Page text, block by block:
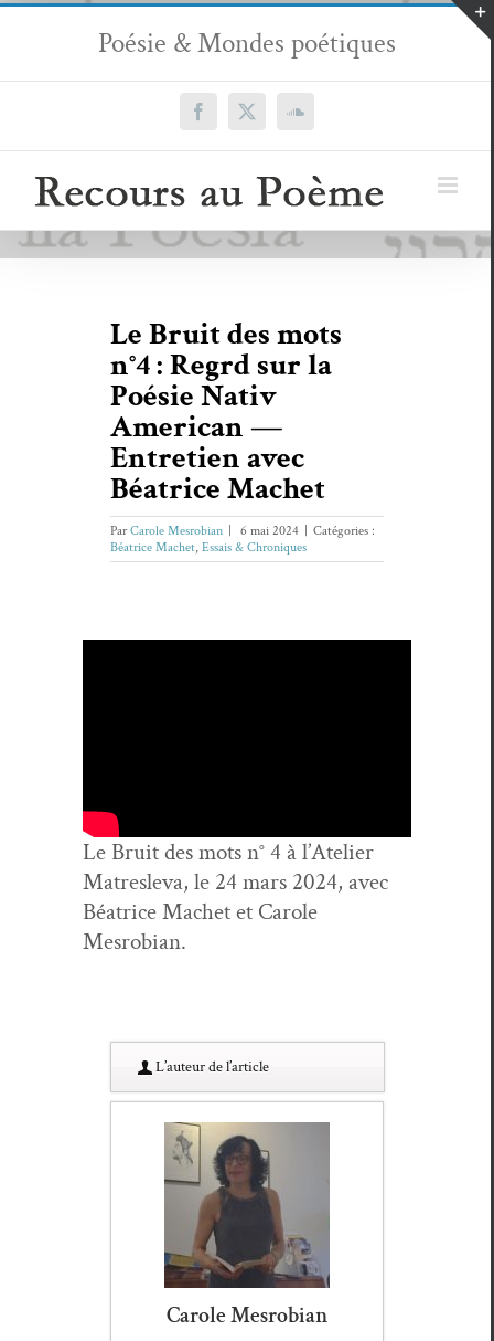
Passer
contenu
Poésie & Mondes poétiques
Facebook
X SoundCloud
Le Bruit des mots
n°4 : Regrd sur la
Poésie Nativ
American —
Entretien avec
Béatrice Machet
ParCarole Mesrobian 6 mai 2024
Catégories :
Béatrice Machet, Essais & Chroniques
Le Bruit des mots n° 4 à l’Ate­lier
Matresl­e­va, le 24 mars 2024, avec
Béa­trice Machet et Car­ole
Mesrobian.
L’au­teur de l’article
Carole Mesrobian